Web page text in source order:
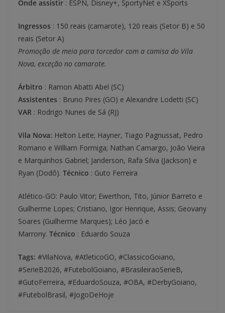
Onde assistir : ESPN, Disney+, SportyNet e XSports
Ingressos : 150 reais (camarote), 120 reais (Setor B) e 50
reais (Setor A)
Promoção de meia para torcedor com a camisa do Vila
Nova, exceção no camarote.
Árbitro : Ramon Abatti Abel (SC)
Assistentes : Bruno Pires (GO) e Alexandre Lodetti (SC)
VAR : Rodrigo Nunes de Sá (RJ)
Vila Nova: Helton Leite; Hayner, Tiago Pagnussat, Pedro
Romano e William Formiga; Nathan Camargo, João Vieira
e Marquinhos Gabriel; Janderson, Rafa Silva (Jackson) e
Ryan (Dodô). Técnico : Guto Ferreira
Atlético-GO: Paulo Vitor; Ewerthon, Tito, Júnior Barreto e
Guilherme Lopes; Cristiano, Igor Henrique, Assis; Geovany
Soares (Guilherme Marques); Léo Jacó e
Marrony. Técnico : Eduardo Souza
Tags: #VilaNova, #AtleticoGO, #ClassicoGoiano,
#SerieB2026, #FutebolGoiano, #BrasileiraoSerieB,
#GutoFerreira, #EduardoSouza, #OBA, #DerbyGoiano,
#FutebolBrasil, #JogoDeHoje